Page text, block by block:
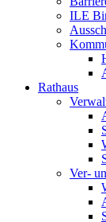
ILE
Rathaus
Ver-